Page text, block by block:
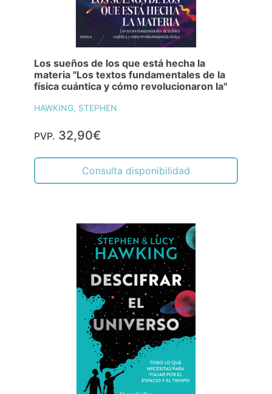
Los sueños de los que está hecha la
materia "Los textos fundamentales de la
física cuántica y cómo revolucionaron la"
HAWKING, STEPHEN
PVP. 32,90€
Consulta disponibilidad